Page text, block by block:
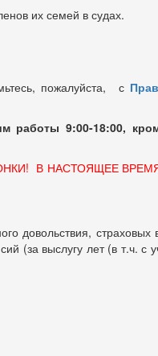
их семей в судах.
пожалуйста, с
работы 9:00-18:00,
В НАСТОЯЩЕЕ
довольствия, страховых
(за выслугу лет (в т.ч. с